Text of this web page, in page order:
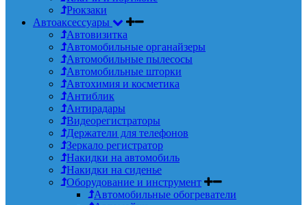
Рюкзаки
Автоаксессуары
Автовизитка
Автомобильные органайзеры
Автомобильные пылесосы
Автомобильные шторки
Автохимия и косметика
Антиблик
Антирадары
Видеорегистраторы
Держатели для телефонов
Зеркало регистратор
Накидки на автомобиль
Накидки на сиденье
Оборудование и инструмент
Автомобильные обогреватели